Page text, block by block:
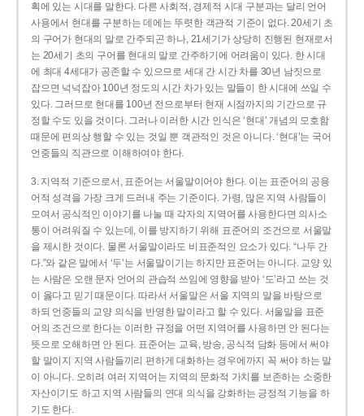
획에 있는 시대를 말한다. 다른 사회적, 경제적 시대 구분과는 달리 언어
사용에서 현대를 구분하는 데에는 뚜렷한 객관적 기준이 없다. 20세기 초
의 구어가 현대의 말로 간주되곤 하나, 21세기가 상당히 진행된 현재로서
는 20세기 초의 구어를 현대의 말로 간주하기에 어려움이 있다. 한 시대
에 최대 4세대가 공존할 수 있으므로 세대 간 시간 차를 30년 남짓으로
잡으면 넉넉잡아 100년 정도의 시간 차가 있는 말들이 한 시대에 쓰일 수
있다. 그러므로 현대를 100년 전으로부터 현재 시점까지의 기간으로 규
정할 수도 있을 것이다. 그러나 이러한 시간 인식은 ‘현대’ 개념의 모호함
때문에 편의상 행할 수 있는 것일 뿐 객관적인 것은 아니다. ‘현대’는 국어
언중들의 직관으로 이해하여야 한다.
3. 지역적 기준으로서, 표준어는 서울말이어야 한다. 이는 표준어의 공용
어적 성격을 가장 크게 드러내 주는 기준이다. 가령, 많은 지역 사람들이
모여서 공식적인 이야기를 나눌 때 각자의 지역어를 사용한다면 의사소
통이 어려워질 수 있는데, 이를 방지하기 위해 표준어의 조건으로 서울말
을 제시한 것이다. 물론 서울말이라도 비표준적인 요소가 있다. “나두 간
다.”와 같은 말에서 ‘두’는 서울말이기는 하지만 표준어는 아니다. 교양 있
는 사람은 오랜 문자 언어의 관습적 쓰임에 영향을 받아 ‘도’라고 쓰는 것
이 옳다고 믿기 때문이다. 따라서 서울말은 서울 지역의 말을 바탕으로
하되 언중들의 교양 의식을 반영한 말이라고 할 수 있다. 서울말을 표준
어의 조건으로 한다는 이러한 규정을 어떤 지역어를 사용하면 안 된다는
뜻으로 오해하면 안 된다. 표준어는 교육, 방송, 공식적 담화 등에서 써야
할 말이지 지역 사람들끼리 편하게 대화하는 경우에까지 꼭 써야 하는 말
이 아니다. 오히려 여러 지역어는 지역의 문화적 가치를 보존하는 소중한
자산이기도 하고 지역 사람들의 연대 의식을 강화하는 긍정적 기능을 하
기도 한다.